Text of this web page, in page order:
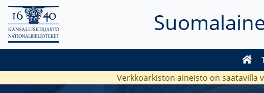
Verkkoarkiston aineisto on saatavilla